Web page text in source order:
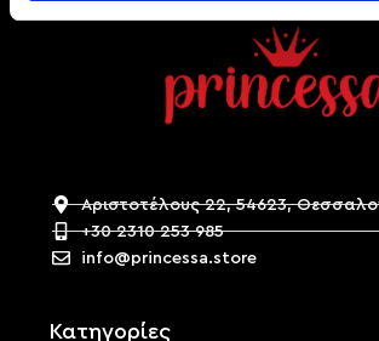
Αριστοτέλους 22, 54623,
+30 2310 253 985
info@princessa.store
Κατηγορίες